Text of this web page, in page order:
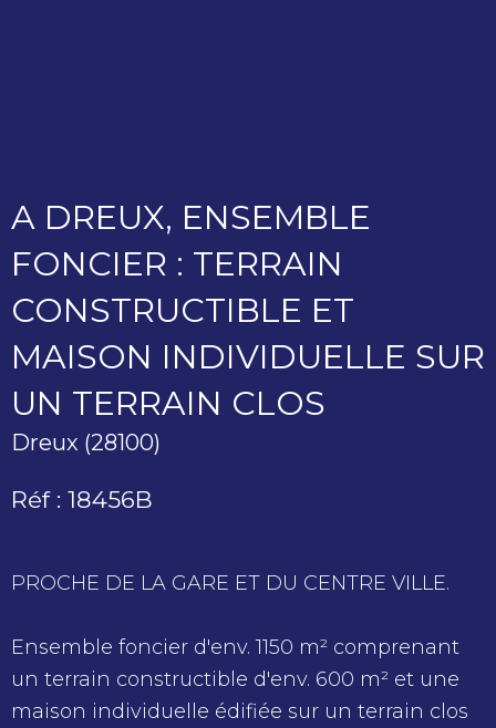
A DREUX, ENSEMBLE
FONCIER : TERRAIN
CONSTRUCTIBLE ET
MAISON INDIVIDUELLE SUR
UN TERRAIN CLOS
Dreux (28100)
Réf : 18456B
PROCHE DE LA GARE ET DU CENTRE VILLE.
Ensemble foncier d'env. 1150 m² comprenant
un terrain constructible d'env. 600 m² et une
maison individuelle édifiée sur un terrain clos